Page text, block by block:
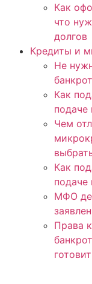
Как
что
долгов
Кредиты и
Не
Как
подаче
Чем
Как
подаче
МФО
Права